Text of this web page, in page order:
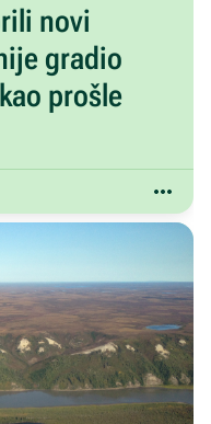
novi
gradio
prošle